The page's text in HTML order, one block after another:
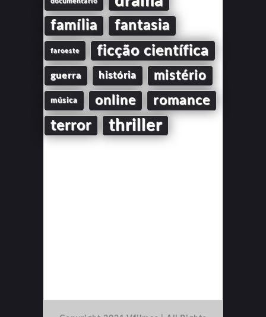
família fantasia
faroeste ficção científica
guerra história mistério
música online romance
terror thriller